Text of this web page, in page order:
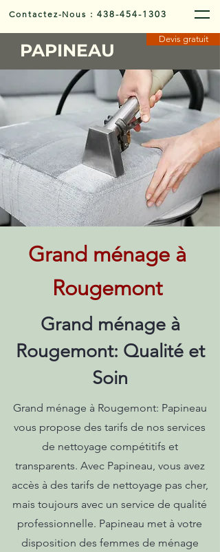
Contactez-Nous :438-454-1303
PAPINEAU
Devis gratuit
Grand ménage à
Rougemont
Grand ménage à
Rougemont: Qualité et
Soin
Grand ménage à Rougemont: Papineau
vous propose des tarifs de nos services
de nettoyage compétitifs et
transparents. Avec Papineau, vous avez
accès à des tarifs de nettoyage pas cher,
mais toujours avec un service de qualité
professionnelle. Papineau met à votre
disposition des femmes de ménage